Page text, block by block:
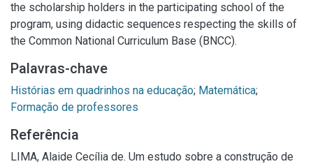
the scholarship holders in the participating school of the
program, using didactic sequences respecting the skills of
the Common National Curriculum Base (BNCC).
Palavras-chave
Histórias em quadrinhos na educação; Matemática;
Formação de professores
Referência
LIMA, Alaide Cecília de. Um estudo sobre a construção de